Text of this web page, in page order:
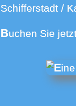
Schifferstadt /
Buchen Sie